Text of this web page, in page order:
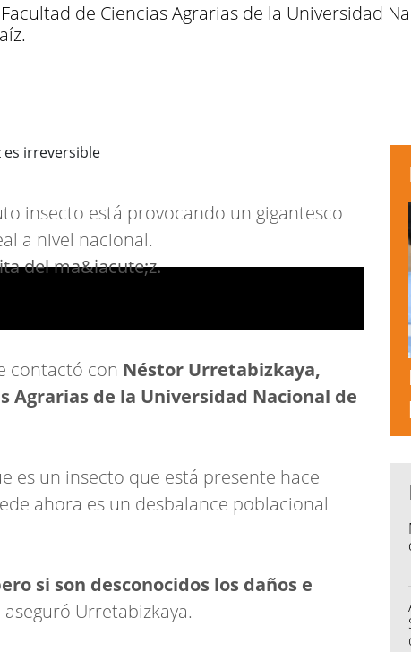
de Ciencias Agrarias de la Universidad
insecto está provocando un gigantesco
a nivel nacional.
contactó con Néstor Urretabizkaya,
Agrarias de la Universidad Nacional de
es un insecto que está presente hace
ahora es un desbalance poblacional
si son desconocidos los daños e
aseguró Urretabizkaya.